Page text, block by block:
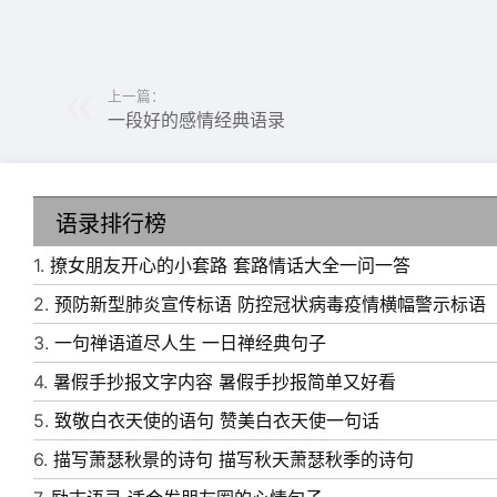
6、当善良的人撕下面具的时候，你连跪下的机
7、把最爱的人变成最好的朋友吧，这样我们永
8、没什么缘故，只是我觉得你长得好看，闻
9、这个世界根本不存在“不会做”这回事，当
10、对于大多数人，生活有两种选择，要么走
的下坡路，过索然无味的一生。
上一篇：
一段好的感情经典语录
语录排行榜
1. 撩女朋友开心的小套路 套路情话大全一问一答
2. 预防新型肺炎宣传标语 防控冠状病毒疫情横幅警示标语
3. 一句禅语道尽人生 一日禅经典句子
4. 暑假手抄报文字内容 暑假手抄报简单又好看
5. 致敬白衣天使的语句 赞美白衣天使一句话
6. 描写萧瑟秋景的诗句 描写秋天萧瑟秋季的诗句